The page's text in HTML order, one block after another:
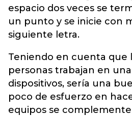
espacio dos veces se
un punto y se inicie con
siguiente letra.
Teniendo en cuenta que
personas trabajan en
dispositivos, sería una
poco de esfuerzo en
equipos se